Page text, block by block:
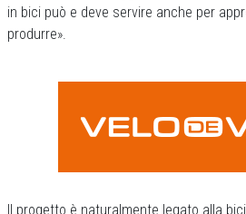
in bici può e deve servire anche per
produrre».
Il progetto è naturalmente legato alla